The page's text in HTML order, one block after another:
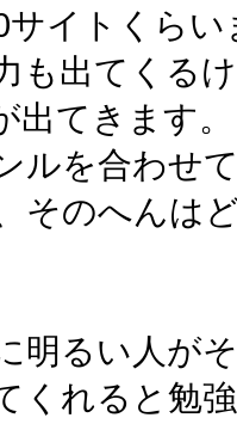
サイトくら
も出てくる
出てきます。
ルを合わせ
そのへんは
明るい人が
くれると勉